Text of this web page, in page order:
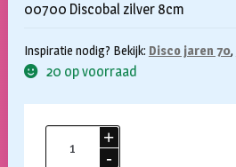
00700 Discobal zilver 8cm
Inspiratie nodig? Bekijk: Disco jaren 70,
20 op voorraad
zilver